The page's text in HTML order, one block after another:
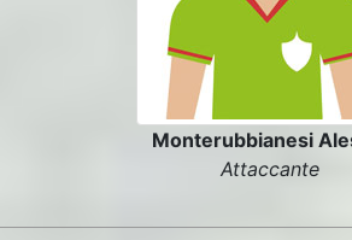
Monterubbianesi
Attaccante